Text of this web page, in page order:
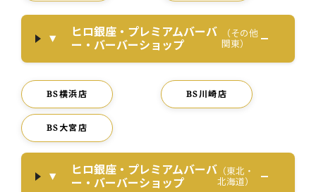
ヒロ銀座・プレミアムバーバ
ー・バーバーショップ
（その他
関東）
BS横浜店 BS川崎店
BS大宮店
ヒロ銀座・プレミアムバーバ
ー・バーバーショップ
（東北・
北海道）